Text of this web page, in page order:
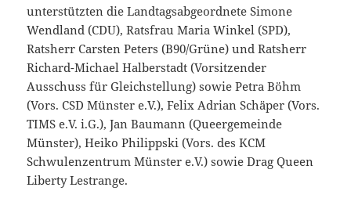
unterstützten die Landtagsabgeordnete Simone
Wendland (CDU), Ratsfrau Maria Winkel (SPD),
Ratsherr Carsten Peters (B90/Grüne) und Ratsherr
Richard-Michael Halberstadt (Vorsitzender
Ausschuss für Gleichstellung) sowie Petra Böhm
(Vors. CSD Münster e.V.), Felix Adrian Schäper (Vors.
TIMS e.V. i.G.), Jan Baumann (Queergemeinde
Münster), Heiko Philippski (Vors. des KCM
Schwulenzentrum Münster e.V.) sowie Drag Queen
Liberty Lestrange.